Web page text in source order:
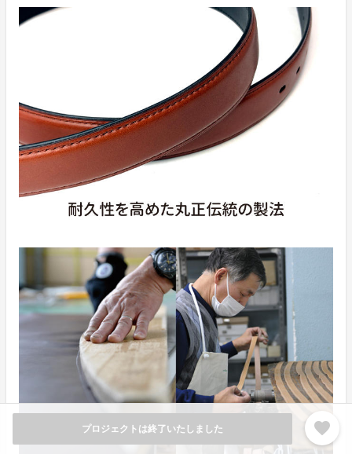
プロジェクトは終了いたしました favorite